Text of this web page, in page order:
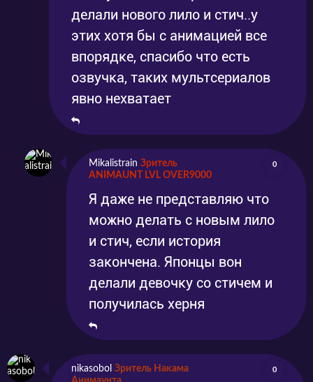
делали нового лило и стич..у
этих хотя бы с анимацией все
впорядке, спасибо что есть
озвучка, таких мультсериалов
явно нехватает
Mikalistrain Зритель
ANIMAUNT LVL OVER9000
0
Я даже не представляю что
можно делать с новым лило
и стич, если история
закончена. Японцы вон
делали девочку со стичем и
получилась херня
nikasobol Зритель Накама
0